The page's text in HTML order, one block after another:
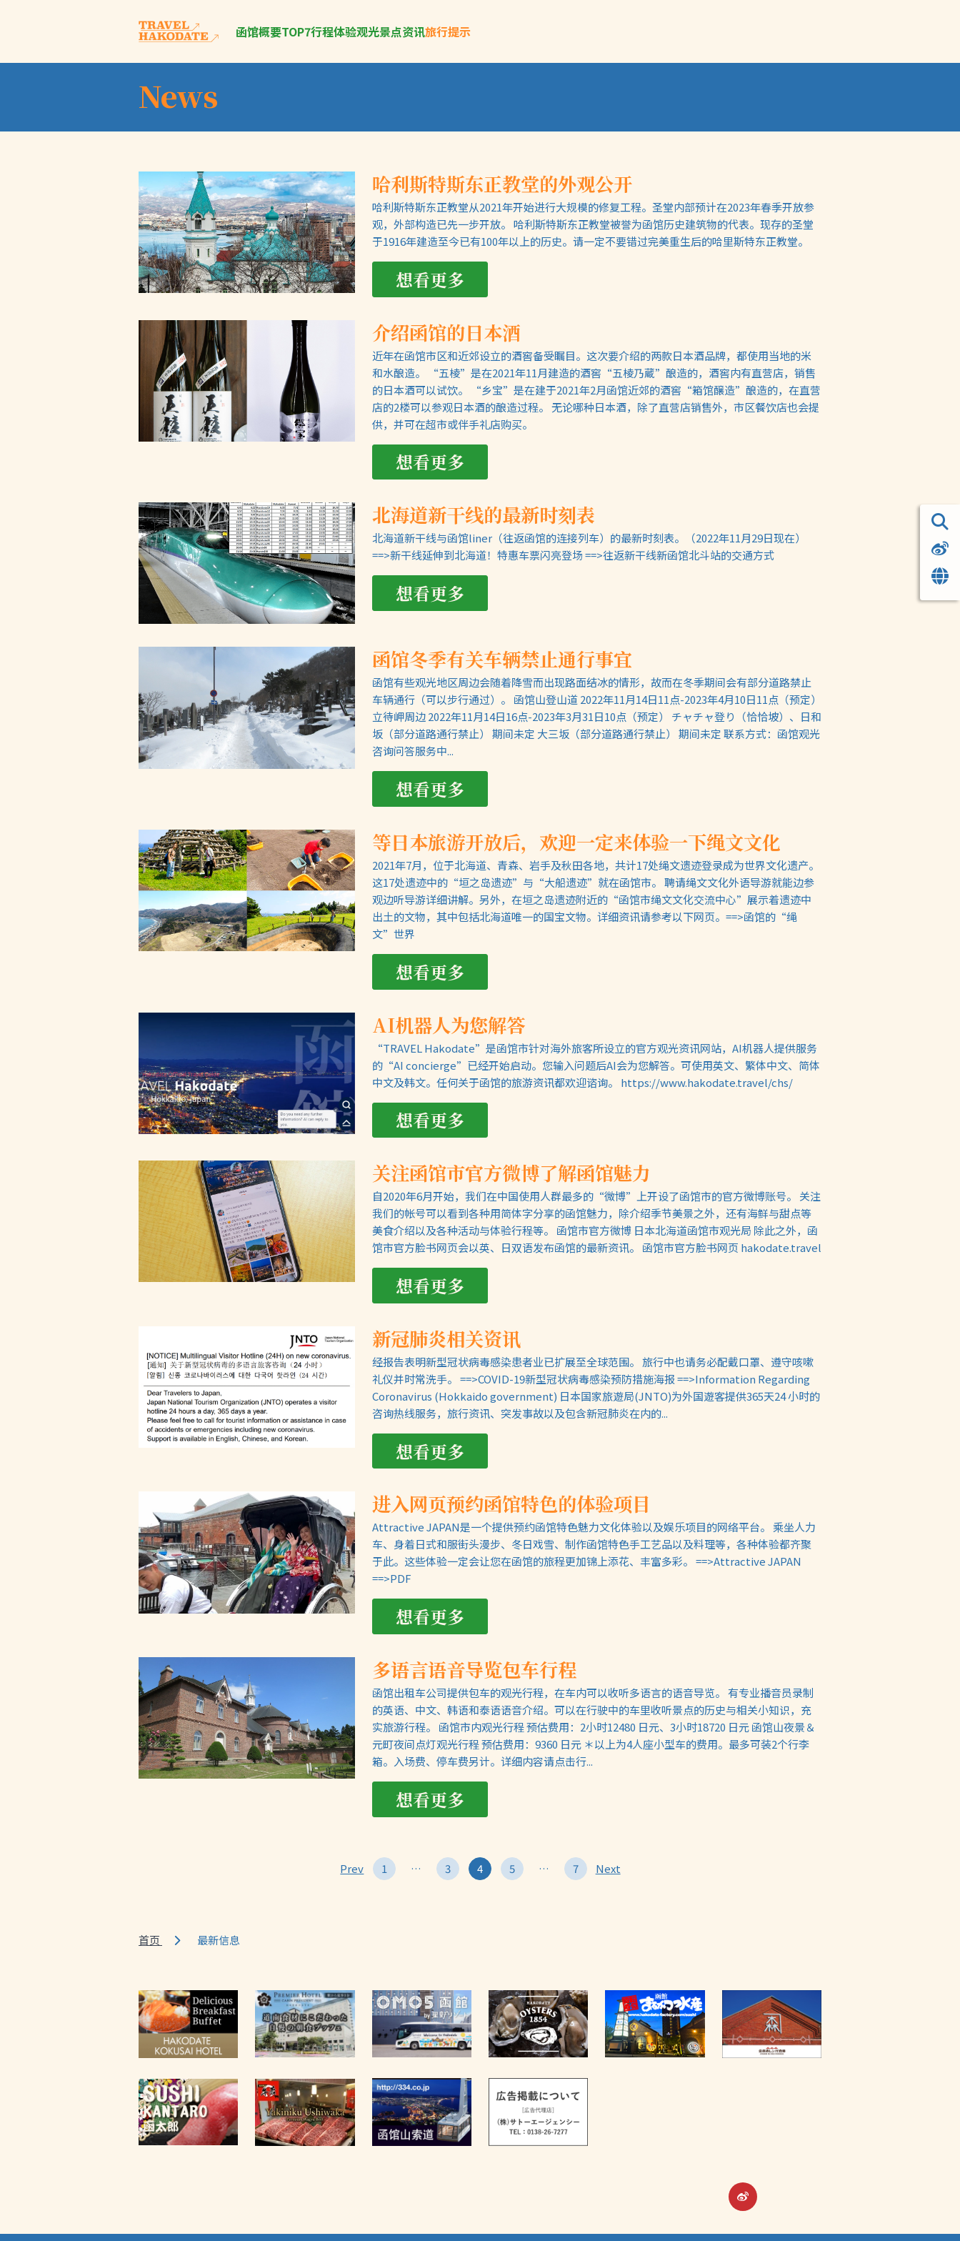
函馆概要TOP7行程体验观光景点资讯旅行提示
News
哈利斯特斯东正教堂的外观公开
哈利斯特斯东正教堂从2021年开始进行大规模的修复工程。圣堂内部预计在2023年春季开放参
观，外部构造已先一步开放。 哈利斯特斯东正教堂被誉为函馆历史建筑物的代表。现存的圣堂
于1916年建造至今已有100年以上的历史。请一定不要错过完美重生后的哈里斯特东正教堂。
想看更多
介绍函馆的日本酒
近年在函馆市区和近郊设立的酒窖备受瞩目。这次要介绍的两款日本酒品牌，都使用当地的米
和水酿造。 “五棱”是在2021年11月建造的酒窖“五棱乃蔵”酿造的，酒窖内有直营店，销售
的日本酒可以试饮。 “乡宝”是在建于2021年2月函馆近郊的酒窖“箱馆醸造”酿造的，在直营
店的2楼可以参观日本酒的酿造过程。 无论哪种日本酒，除了直营店销售外，市区餐饮店也会提
供，并可在超市或伴手礼店购买。
想看更多
北海道新干线的最新时刻表
北海道新干线与函馆liner（往返函馆的连接列车）的最新时刻表。（2022年11月29日现在）
==>新干线延伸到北海道！特惠车票闪亮登场 ==>往返新干线新函馆北斗站的交通方式
想看更多
函馆冬季有关车辆禁止通行事宜
函馆有些观光地区周边会随着降雪而出现路面结冰的情形，故而在冬季期间会有部分道路禁止
车辆通行（可以步行通过）。 函馆山登山道 2022年11月14日11点-2023年4月10日11点（预定）
立待岬周边 2022年11月14日16点-2023年3月31日10点（预定） チャチャ登り（恰恰坡）、日和
坂（部分道路通行禁止） 期间未定 大三坂（部分道路通行禁止） 期间未定 联系方式：函馆观光
咨询问答服务中...
想看更多
等日本旅游开放后，欢迎一定来体验一下绳文文化
2021年7月，位于北海道、青森、岩手及秋田各地，共计17处绳文遗迹登录成为世界文化遗产。
这17处遗迹中的“垣之岛遗迹”与“大船遗迹”就在函馆市。 聘请绳文文化外语导游就能边参
观边听导游详细讲解。另外，在垣之岛遗迹附近的“函馆市绳文文化交流中心”展示着遗迹中
出土的文物，其中包括北海道唯一的国宝文物。详细资讯请参考以下网页。==>函馆的“绳
文”世界
想看更多
AI机器人为您解答
“TRAVEL Hakodate”是函馆市针对海外旅客所设立的官方观光资讯网站，AI机器人提供服务
的“AI concierge”已经开始启动。您输入问题后AI会为您解答。可使用英文、繁体中文、简体
中文及韩文。任何关于函馆的旅游资讯都欢迎谘询。 https://www.hakodate.travel/chs/
想看更多
关注函馆市官方微博了解函馆魅力
自2020年6月开始，我们在中国使用人群最多的“微博”上开设了函馆市的官方微博账号。 关注
我们的帐号可以看到各种用简体字分享的函馆魅力，除介绍季节美景之外，还有海鲜与甜点等
美食介绍以及各种活动与体验行程等。 函馆市官方微博 日本北海道函馆市观光局 除此之外，函
馆市官方脸书网页会以英、日双语发布函馆的最新资讯。 函馆市官方脸书网页 hakodate.travel
想看更多
新冠肺炎相关资讯
经报告表明新型冠状病毒感染患者业已扩展至全球范围。 旅行中也请务必配戴口罩、遵守咳嗽
礼仪并时常洗手。 ==>COVID-19新型冠状病毒感染预防措施海报 ==>Information Regarding
Coronavirus (Hokkaido government) 日本国家旅遊局(JNTO)为外国遊客提供365天24 小时的
咨询热线服务，旅行资讯、突发事故以及包含新冠肺炎在内的...
想看更多
进入网页预约函馆特色的体验项目
Attractive JAPAN是一个提供预约函馆特色魅力文化体验以及娱乐项目的网络平台。 乘坐人力
车、身着日式和服街头漫步、冬日戏雪、制作函馆特色手工艺品以及料理等，各种体验都齐聚
于此。这些体验一定会让您在函馆的旅程更加锦上添花、丰富多彩。 ==>Attractive JAPAN
==>PDF
想看更多
多语言语音导览包车行程
函馆出租车公司提供包车的观光行程，在车内可以收听多语言的语音导览。 有专业播音员录制
的英语、中文、韩语和泰语语音介绍。可以在行驶中的车里收听景点的历史与相关小知识，充
实旅游行程。 函馆市内观光行程 预估费用：2小时12480 日元、3小时18720 日元 函馆山夜景＆
元町夜间点灯观光行程 预估费用：9360 日元 ＊以上为4人座小型车的费用。最多可装2个行李
箱。入场费、停车费另计。详细内容请点击行...
想看更多
Prev 1 … 3 4 5 … 7 Next
首页 最新信息